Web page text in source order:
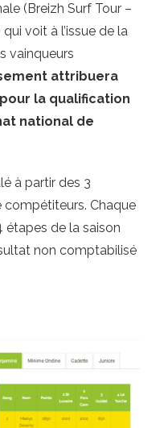
(Breizh Surf Tour –
voit à l’issue de la
vainqueurs
attribuera
la qualification
national de
à partir des 3
Chaque
de la saison
non comptabilisé